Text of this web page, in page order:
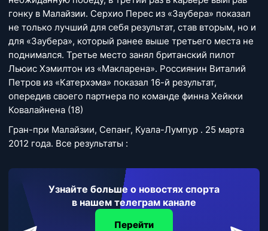
гонку в Малайзии. Серхио Перес из «Заубера» показал
не только лучший для себя результат, став вторым, но и
для «Заубера», который ранее выше третьего места не
поднимался. Третье место занял британский пилот
Льюис Хэмилтон из «Макларена». Россиянин Виталий
Петров из «Катерхэма» показал 16-й результат,
опередив своего партнера по команде финна Хейкки
Ковалайнена (18)
Гран-при Малайзии, Сепанг, Куала-Лумпур . 25 марта
2012 года. Все результаты :
Узнайте больше о новостях спорта
в нашем телеграм канале
Перейти